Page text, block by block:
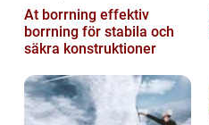
At borrning effektiv
borrning för stabila och
säkra konstruktioner